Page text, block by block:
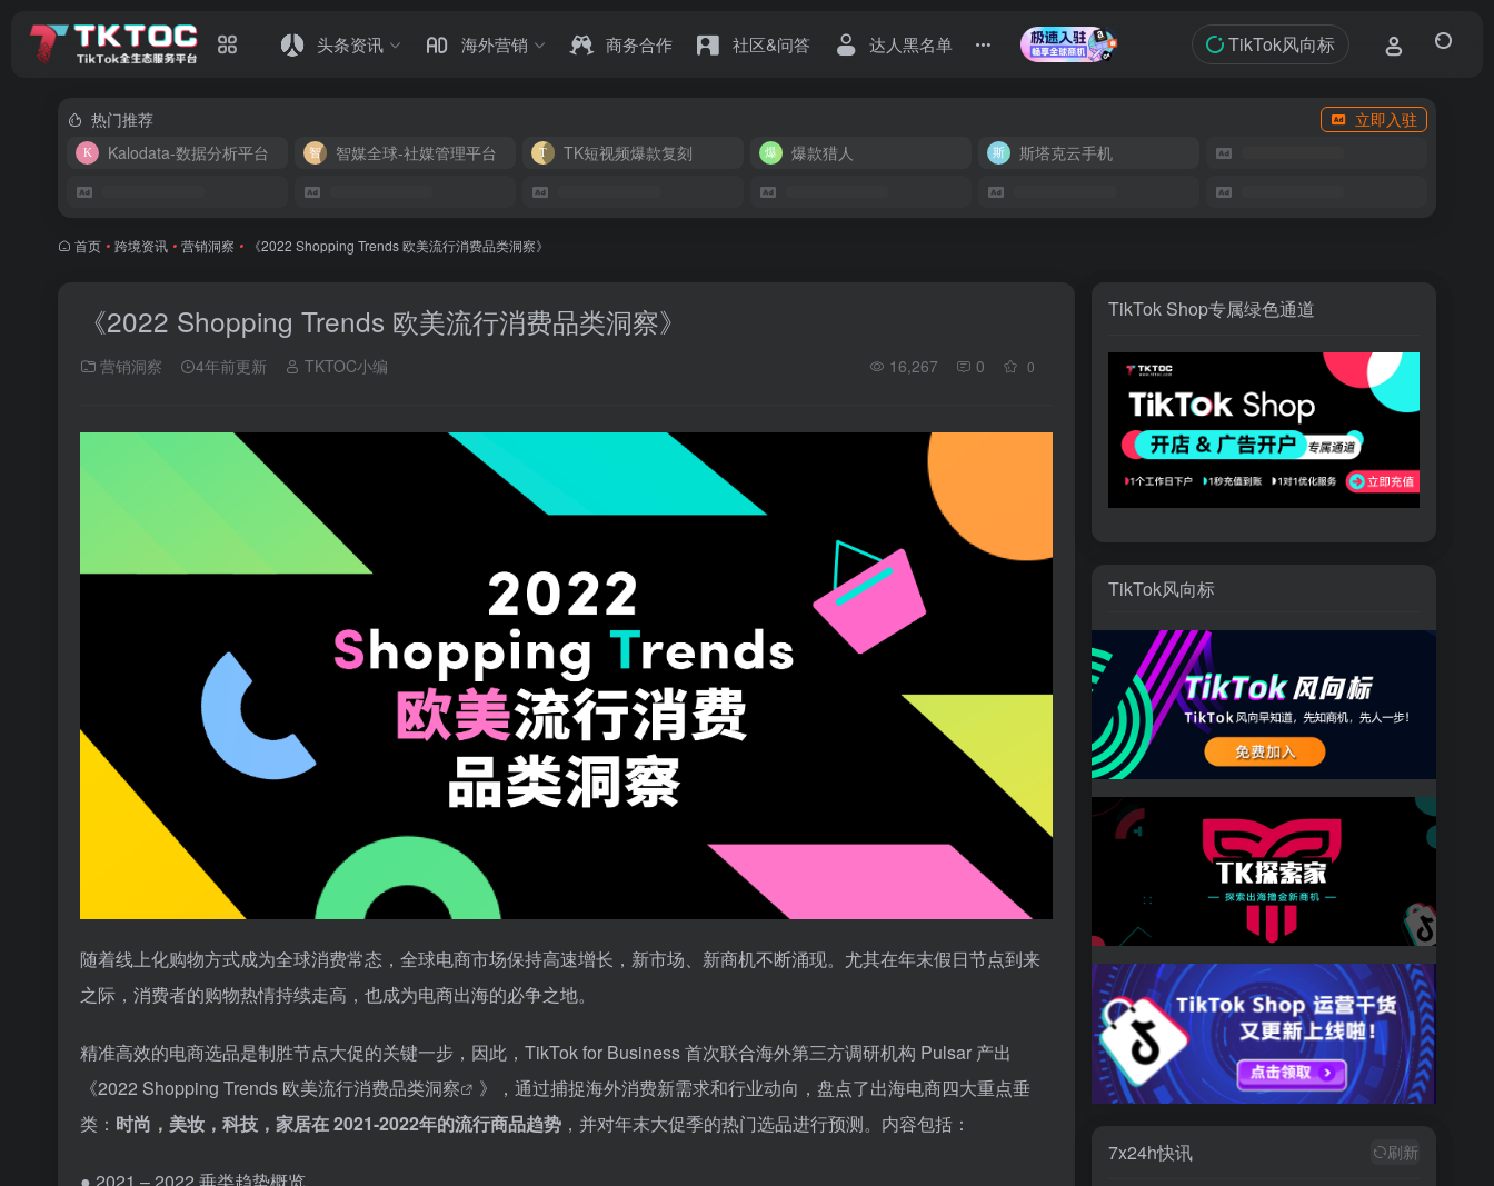
头条资讯 海外营销 商务合作 社区&问答 达人黑名单 TikTok风向标
热门推荐
立即入驻
Kalodata-数据分析平台
智媒全球-社媒管理平台 TK短视频爆款复刻 爆款猎人 斯塔克云手机
首页 • 跨境资讯 • 营销洞察 • 《2022 Shopping Trends 欧美流行消费品类洞察》
《2022 Shopping Trends 欧美流行消费品类洞察》
营销洞察 4年前更新 TKTOC小编 16,267 0 0
随着线上化购物方式成为全球消费常态，全球电商市场保持高速增长，新市场、新商机不断涌现。尤其在年末假日节点到来
之际，消费者的购物热情持续走高，也成为电商出海的必争之地。
精准高效的电商选品是制胜节点大促的关键一步，因此，TikTok for Business 首次联合海外第三方调研机构 Pulsar 产出
《2022 Shopping Trends 欧美流行消费品类洞察
》，通过捕捉海外消费新需求和行业动向，盘点了出海电商四大重点垂
类： 时尚，美妆，科技，家居在 2021-2022年的流行商品趋势 ，并对年末大促季的热门选品进行预测。内容包括：
● 2021 – 2022 垂类趋势概览
TikTok Shop专属绿色通道
TikTok风向标
7x24h快讯 刷新